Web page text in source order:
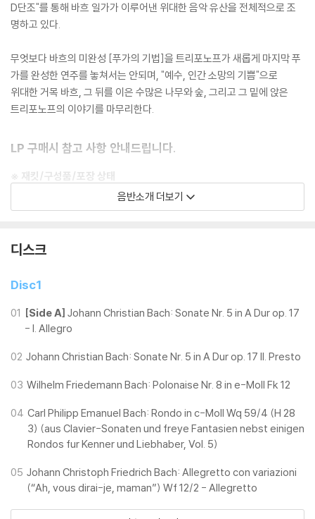
D단조"를 통해 바흐 일가가 이루어낸 위대한 음악 유산을 전체적으로 조
명하고 있다.
무엇보다 바흐의 미완성 [푸가의 기법]을 트리포노프가 새롭게 마지막 푸
가를 완성한 연주를 놓쳐서는 안되며, "예수, 인간 소망의 기쁨"으로
위대한 거목 바흐, 그 뒤를 이은 수많은 나무와 숲, 그리고 그 밑에 앉은
트리포노프의 이야기를 마무리한다.
LP 구매시 참고 사항 안내드립니다.
※ 재킷/구성품/포장 상태
1) 제작/배송 과정에 따라 경미한 재킷 주름, 모서리 눌림, 갈라짐이 발생
할 수 있으며 속지(이너 슬리브)는 디스크와의 접촉으로 인해 갈라질 수
외관상 불량 확인되는 상품을 개봉 시엔 반품/교환 처리 불가합니다.
2) 디스크 라벨은 공정상 매끄럽게 부착되지 않을 수도 있으며 겉포장 비
닐은 품질보증대상이 아닙니다.
4) 디지털 다운로드 코드는 본사에서 공지 없이 증정 종료될 수 있습니다.
1) 침압 조절 기능이 없는 턴테이블을 사용하시는 경우, (주로 올인원 형태
모델) 다이내믹 사운드의 편차가 큰 트랙을 재생할 때 이상 현상이 발생할
기기 문제로 인해 발생하는 재생 불량 현상에 대해서는 반품/교환이 불가
하니 침압 조절이 가능한 기기에서 재생하실 것을 권유 드립니다.
2) 디스크는 정전기와 먼지로 인해 재생이 원활하지 않은 경우가 있습니
3) 바늘에 먼지가 쌓이는 경우에도 재생이 원활하지 않을 수 있습니다.
※ 디스크 외관 불량
음반소개 더보기
디스크
Disc1
01 [Side A] Johann Christian Bach: Sonate Nr. 5 in A Dur op. 17
- I. Allegro
02 Johann Christian Bach: Sonate Nr. 5 in A Dur op. 17 II. Presto
03 Wilhelm Friedemann Bach: Polonaise Nr. 8 in e-Moll Fk 12
04 Carl Philipp Emanuel Bach: Rondo in c-Moll Wq 59/4 (H 28
3) (aus Clavier-Sonaten und freye Fantasien nebst einigen
Rondos fur Kenner und Liebhaber, Vol. 5)
05 Johann Christoph Friedrich Bach: Allegretto con variazioni
(“Ah, vous dirai-je, maman”) Wf 12/2 - Allegretto